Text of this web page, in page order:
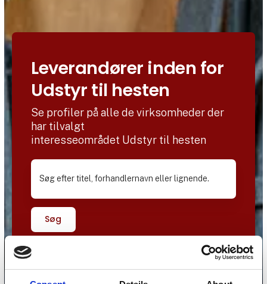
Leverandører inden for
Udstyr til hesten
Se profiler på alle de virksomheder der
har tilvalgt
interesseområdet Udstyr til hesten
Søg efter titel, forhandlernavn eller lignende.
Søg